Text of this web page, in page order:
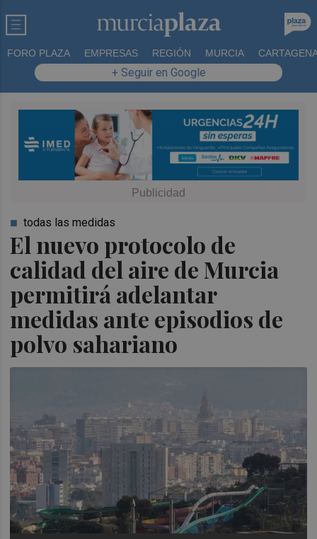
FORO PLAZA EMPRESAS REGIÓN MURCIA
+ Seguir en Google
El nuevo protocolo de
calidad del aire de Murcia
permitirá adelantar
medidas ante episodios de
polvo sahariano
todas las medidas